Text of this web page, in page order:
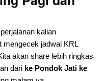
kalian
mengecek jadwal KRL
akan share lebih ringkas
dari ke Pondok Jati ke